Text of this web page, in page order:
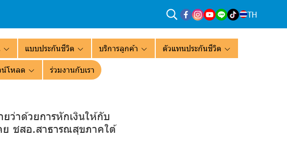
TH
แบบประกันชีวิต บริการลูกค้า ตัวแทนประกันชีวิต
น์โหลด ร่วมงานกับเรา
ว่าด้วยการหักเงินให้กับ
ย ชสอ.สาธารณสุขภาคใต้